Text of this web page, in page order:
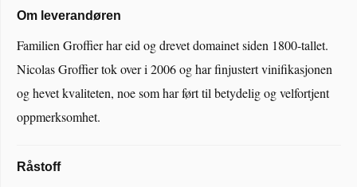
Om leverandøren
Familien Groffier har eid og drevet domainet siden 1800-tallet.
Nicolas Groffier tok over i 2006 og har finjustert vinifikasjonen
og hevet kvaliteten, noe som har ført til betydelig og velfortjent
oppmerksomhet.
Råstoff